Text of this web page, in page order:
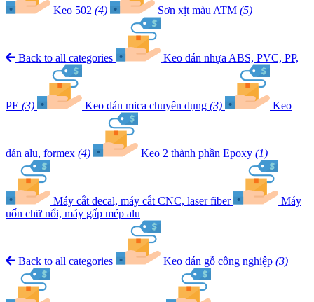
Keo 502 (4) Sơn xịt màu ATM (5)
Back to all categories Keo dán nhựa ABS, PVC, PP,
PE (3) Keo dán mica chuyên dụng (3) Keo
dán alu, formex (4) Keo 2 thành phần Epoxy (1)
Máy cắt decal, máy cắt CNC, laser fiber
Máy
uốn chữ nổi, máy gấp mép alu
Back to all categories Keo dán gỗ công nghiệp (3)